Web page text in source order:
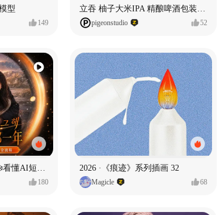
型
149 pigeonstudio 52
一条看哭了的AI韩剧❄️看懂AI短剧出海全流程
180
2026 ·《痕迹》系列插画 32
Magicle 68